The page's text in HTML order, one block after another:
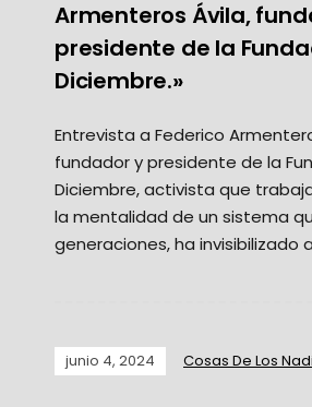
Armenteros Ávila,
presidente de la
Diciembre.»
Entrevista a Federico
fundador y presidente de la
Diciembre, activista que
la mentalidad de un sistema
generaciones, ha invisibilizado
junio 4, 2024 Cosas De Los